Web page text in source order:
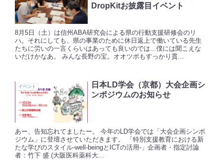
DropKitお披露目イベント
8月5日（土）は信州ABA研究会による県の行動支援研修会のリ
ハ。それにしても、県の事業のために休日返上で働いている先生
たちに労いの一言くらいはあっても良いのでは...僕には聞こえな
いだけかなあ。 みんな長野の宝。オオツボもすっかり貫...
イベント
日本LD学会（京都）大会企画シ
ンポジウムのお知らせ
あー、告知忘れてましたー。 今年のLD学会では「大会企画シンポ
ジウム」に登壇させていただきます。 「特別支援教育における新
たな学びのスタイル-well-beingとICTの活用-」企画者・指定討論
者：竹下 盛 (大阪医科薬科大...